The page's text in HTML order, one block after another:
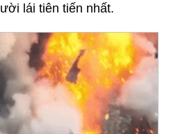
lái tiên tiến nhất.